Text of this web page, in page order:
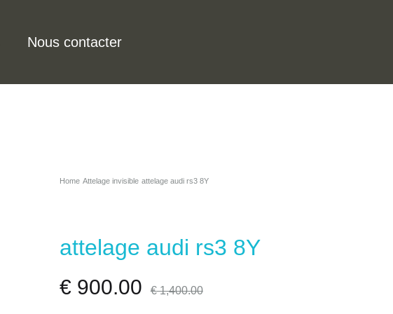
Nous contacter
Home Attelage invisible attelage audi rs3 8Y
attelage audi rs3 8Y
€900.00 €1,400.00